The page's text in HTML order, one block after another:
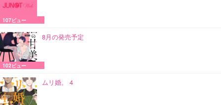
107ビュー
8月の発売予定
102ビュー
ムリ婚。 4